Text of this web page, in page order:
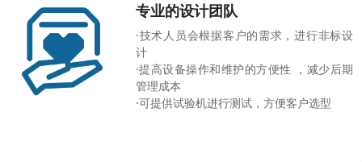
专业的设计团队
·技术人员会根据客户的需求，进行非标设
计
·提高设备操作和维护的方便性 ，减少后期
管理成本
·可提供试验机进行测试，方便客户选型